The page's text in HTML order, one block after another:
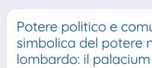
Potere politico e
simbolica del potere
lombardo: il